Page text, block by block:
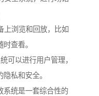
浏览和回放，比如
查看。
可以进行用户管理，
私和安全。
系统是一套综合性的